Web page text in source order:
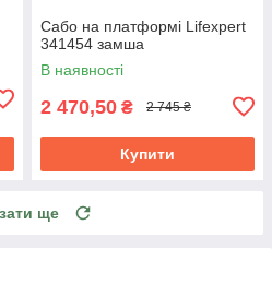
Сабо на платформі Lifexpert
341454 замша
В наявності
2 470,50 ₴ 2 745 ₴
Купити
ще